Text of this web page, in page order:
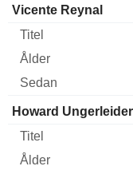
Vicente Reynal
Howard Ungerleider